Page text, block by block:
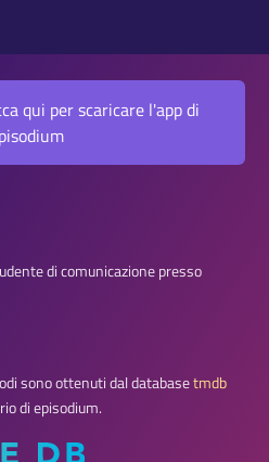
qui per scaricare l'app di
di comunicazione presso
sono ottenuti dal databasetmdb
di episodium.